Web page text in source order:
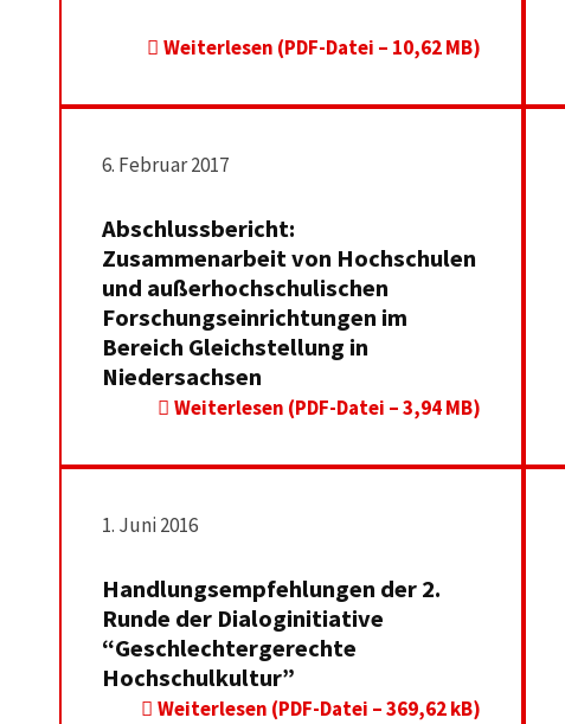
Weiterlesen (PDF-Datei – 10,62 MB)
6. Februar 2017
Abschlussbericht:
Zusammenarbeit von Hochschulen
und außerhochschulischen
Forschungseinrichtungen im
Bereich Gleichstellung in
Niedersachsen
Weiterlesen (PDF-Datei – 3,94 MB)
1. Juni 2016
Handlungsempfehlungen der 2.
Runde der Dialoginitiative
“Geschlechtergerechte
Hochschulkultur”
Weiterlesen (PDF-Datei – 369,62 kB)